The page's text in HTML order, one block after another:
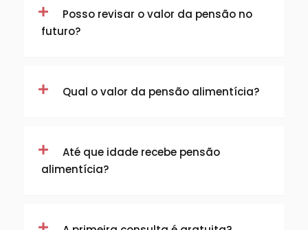
Posso revisar o valor da pensão no
futuro?
Qual o valor da pensão alimentícia?
Até que idade recebe pensão
alimentícia?